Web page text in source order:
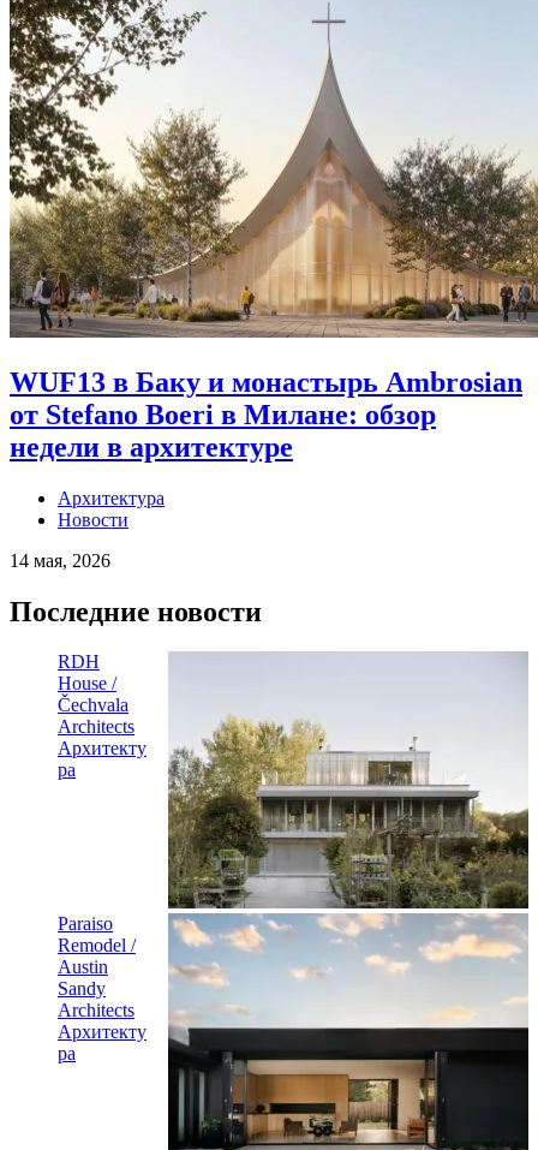
WUF13 в Баку и монастырь Ambrosian
от Stefano Boeri в Милане: обзор
недели в архитектуре
Архитектура
Новости
14 мая, 2026
Последние новости
RDH
House /
Čechvala
Architects
Архитекту
ра
Paraiso
Remodel /
Austin
Sandy
Architects
Архитекту
ра